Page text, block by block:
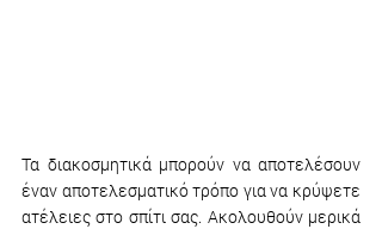
Τα διακοσμητικά μπορούν να αποτελέσουν
έναν αποτελεσματικό τρόπο για να κρύψετε
ατέλειες στο σπίτι σας. Ακολουθούν μερικά